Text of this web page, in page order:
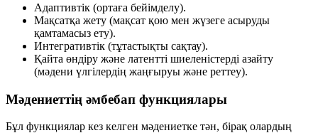
Адаптивтік (ортаға бейімделу).
Мақсатқа жету (мақсат қою мен жүзеге асыруды
қамтамасыз ету).
Интегративтік (тұтастықты сақтау).
Қайта өндіру және латентті шиеленістерді азайту
(мәдени үлгілердің жаңғыруы және реттеу).
Мәдениеттің әмбебап функциялары
Бұл функциялар кез келген мәдениетке тән, бірақ олардың